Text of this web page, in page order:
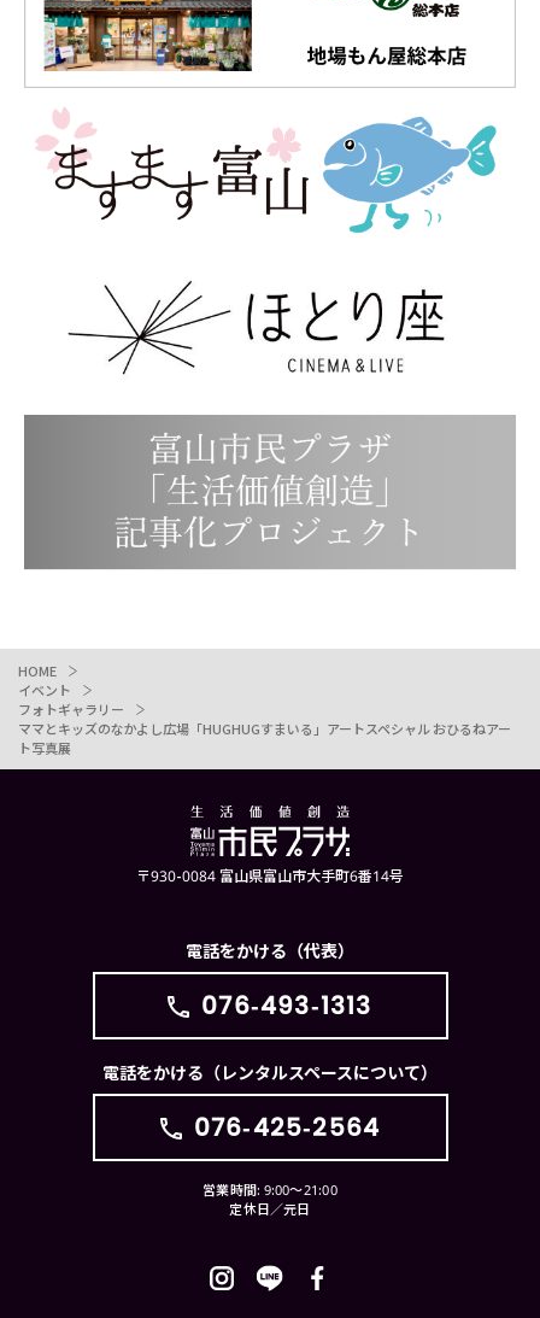
HOME
イベント
フォトギャラリー
ママとキッズのなかよし広場「HUGHUGすまいる」アートスペシャル おひるねアー
ト写真展
〒930-0084 富山県富山市大手町6番14号
電話をかける（代表）
076-493-1313
電話をかける（レンタルスペースについて）
076-425-2564
営業時間: 9:00〜21:00
定休日／元日